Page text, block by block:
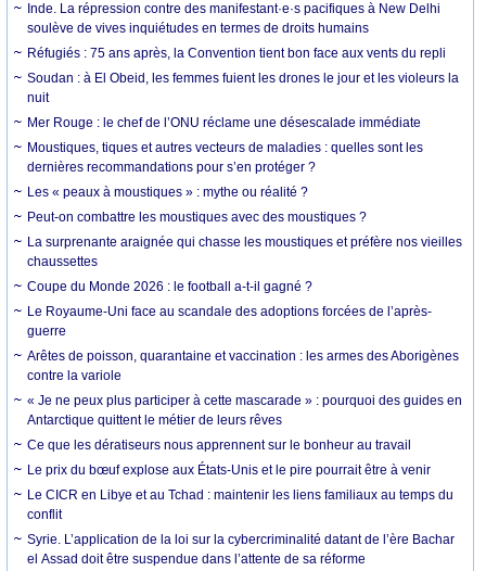
Inde. La répression contre des manifestant·e·s pacifiques à New Delhi
soulève de vives inquiétudes en termes de droits humains
Réfugiés : 75 ans après, la Convention tient bon face aux vents du repli
Soudan : à El Obeid, les femmes fuient les drones le jour et les violeurs la
nuit
Mer Rouge : le chef de l’ONU réclame une désescalade immédiate
Moustiques, tiques et autres vecteurs de maladies : quelles sont les
dernières recommandations pour s’en protéger ?
Les « peaux à moustiques » : mythe ou réalité ?
Peut-on combattre les moustiques avec des moustiques ?
La surprenante araignée qui chasse les moustiques et préfère nos vieilles
chaussettes
Coupe du Monde 2026 : le football a-t-il gagné ?
Le Royaume-Uni face au scandale des adoptions forcées de l’après-
guerre
Arêtes de poisson, quarantaine et vaccination : les armes des Aborigènes
contre la variole
« Je ne peux plus participer à cette mascarade » : pourquoi des guides en
Antarctique quittent le métier de leurs rêves
Ce que les dératiseurs nous apprennent sur le bonheur au travail
Le prix du bœuf explose aux États-Unis et le pire pourrait être à venir
Le CICR en Libye et au Tchad : maintenir les liens familiaux au temps du
conflit
Syrie. L’application de la loi sur la cybercriminalité datant de l’ère Bachar
el Assad doit être suspendue dans l’attente de sa réforme